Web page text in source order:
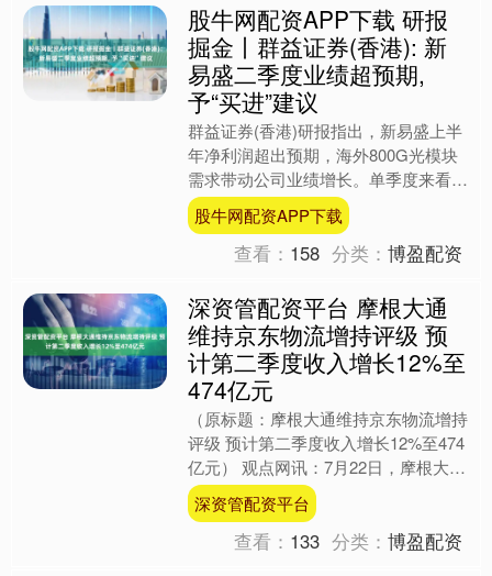
股牛网配资APP下载 研报
掘金丨群益证券(香港): 新
易盛二季度业绩超预期,
予“买进”建议
群益证券(香港)研报指出，新易盛上半
年净利润超出预期，海外800G光模块
需求带动公司业绩增长。单季度来看，
Q2净利润21.3亿-26.3亿元，同比增长
294%-....
股牛网配资APP下载
查看： 158 分类：博盈配资
深资管配资平台 摩根大通
维持京东物流增持评级 预
计第二季度收入增长12%至
474亿元
（原标题：摩根大通维持京东物流增持
评级 预计第二季度收入增长12%至474
亿元） 观点网讯：7月22日，摩根大通
发布报告，维持京东物流增持评级，看
好该中国物流企....
深资管配资平台
查看： 133 分类：博盈配资